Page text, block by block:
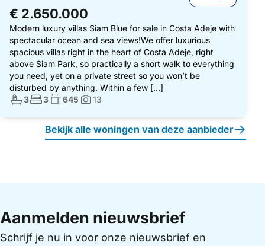
€ 2.650.000
Modern luxury villas Siam Blue for sale in Costa Adeje with
spectacular ocean and sea views!We offer luxurious
spacious villas right in the heart of Costa Adeje, right
above Siam Park, so practically a short walk to everything
you need, yet on a private street so you won’t be
disturbed by anything. Within a few […]
Aantal badkamers:
3Aantal slaapkamers:
3Woonoppervlakte:
645 Foto's:
13
Bekijk alle woningen van deze aanbieder
Aanmelden nieuwsbrief
Schrijf je nu in voor onze nieuwsbrief en